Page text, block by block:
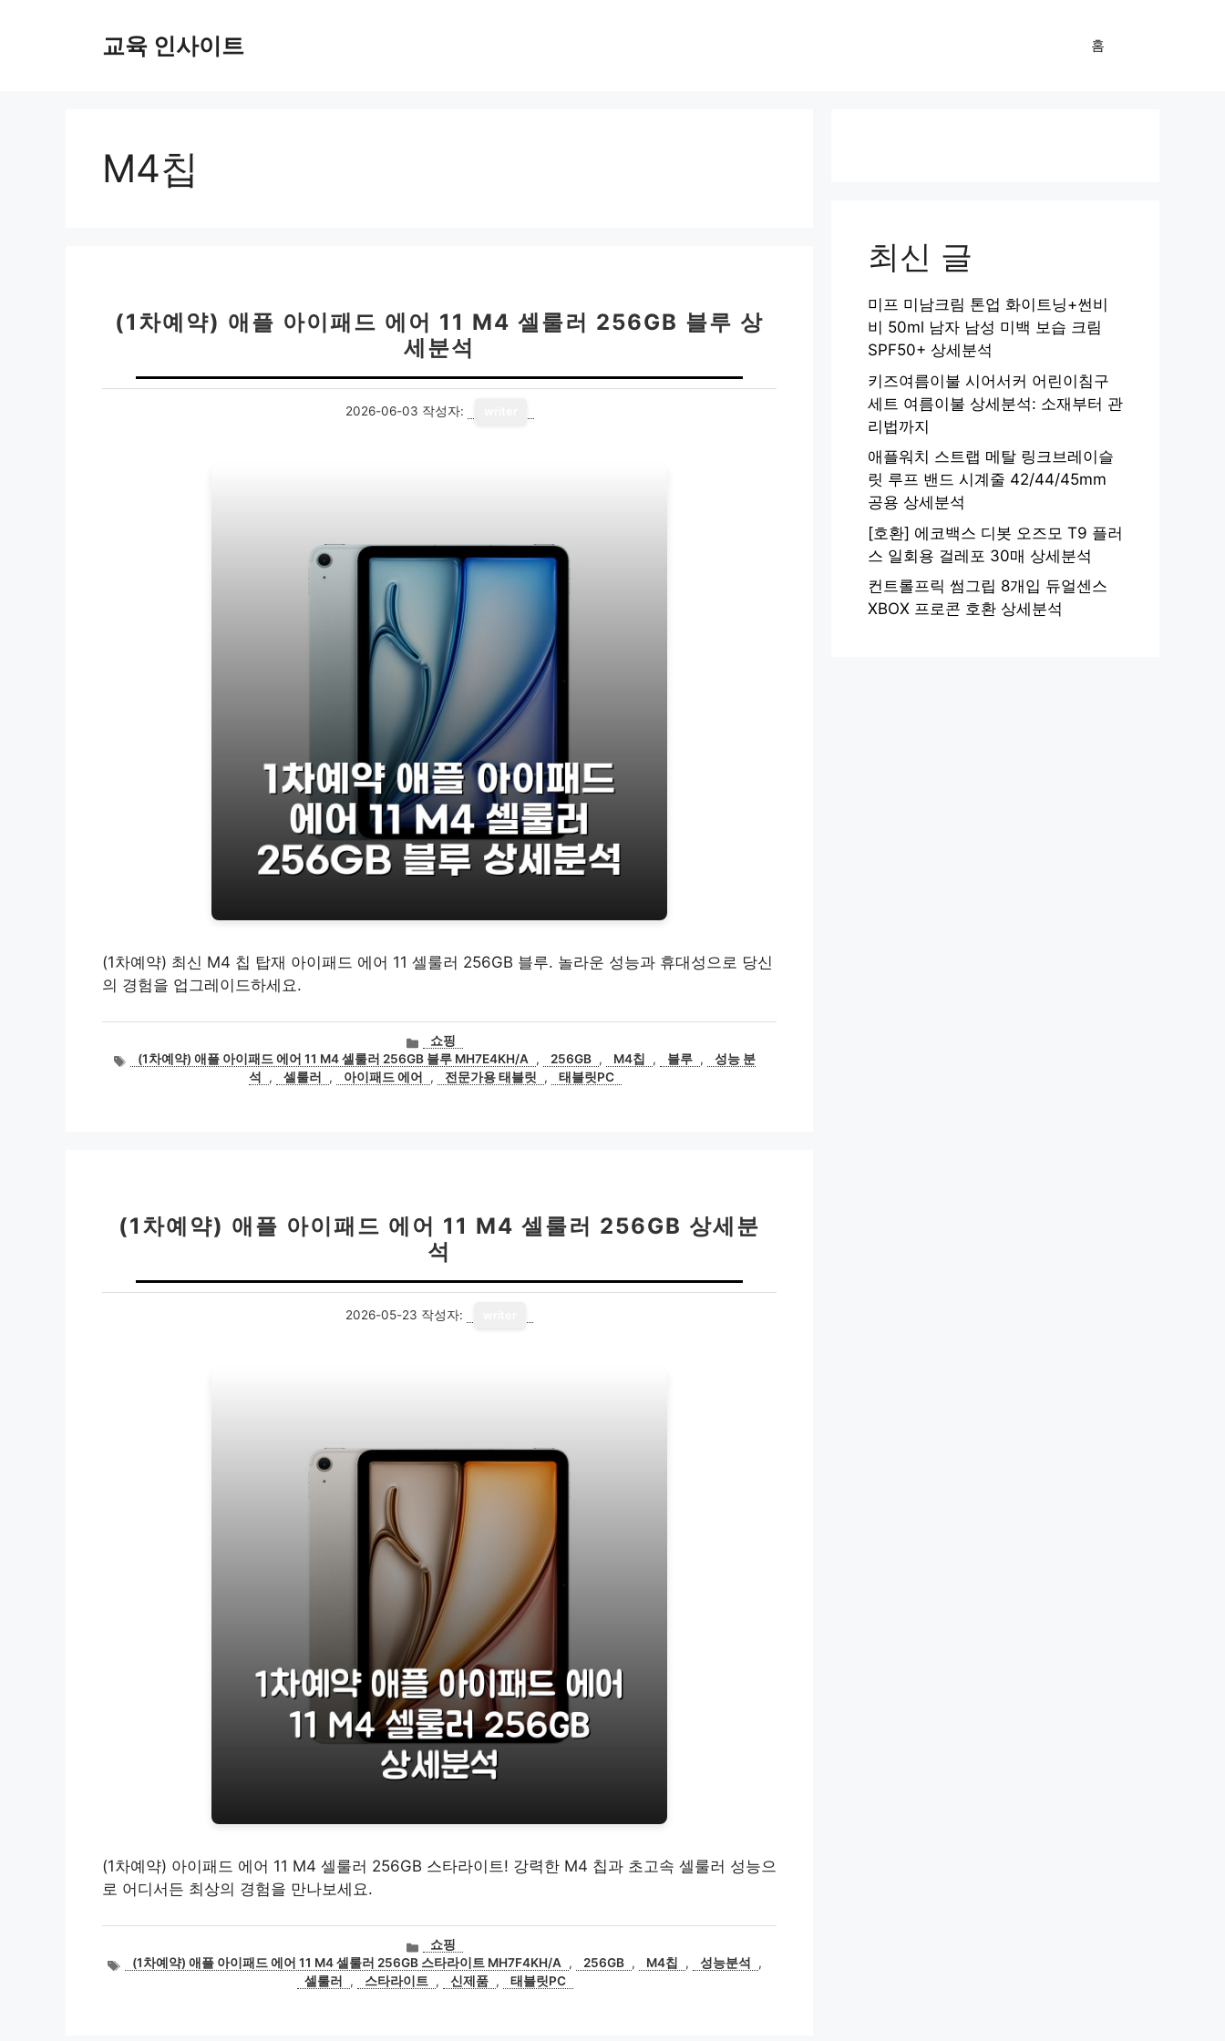
교육 인사이트 홈
M4칩
(1차예약) 애플 아이패드 에어 11 M4 셀룰러 256GB 블루 상
세분석
2026-06-03 작성자:
(1차예약) 최신 M4 칩 탑재 아이패드 에어 11 셀룰러 256GB 블루. 놀라운 성능과 휴대성으로 당신
의 경험을 업그레이드하세요.
카
테
쇼핑
태(1차예약) 애플 아이패드 에어 11 M4 셀룰러 256GB 블루 MH7E4KH/A , 256GB , M4칩 , 블루 ,
성능 분
석
, 셀룰러 , 아이패드 에어 , 전문가용 태블릿 , 태블릿PC
(1차예약) 애플 아이패드 에어 11 M4 셀룰러 256GB 상세분
석
2026-05-23 작성자:
(1차예약) 아이패드 에어 11 M4 셀룰러 256GB 스타라이트! 강력한 M4 칩과 초고속 셀룰러 성능으
로 어디서든 최상의 경험을 만나보세요.
카
테
고
쇼핑
태(1차예약) 애플 아이패드 에어 11 M4 셀룰러 256GB 스타라이트 MH7F4KH/A , 256GB , M4칩 , 성능분석
,
셀룰러
, 스타라이트 , 신제품 , 태블릿PC
최신 글
미프 미남크림 톤업 화이트닝+썬비
비 50ml 남자 남성 미백 보습 크림
SPF50+ 상세분석
키즈여름이불 시어서커 어린이침구
세트 여름이불 상세분석: 소재부터 관
리법까지
애플워치 스트랩 메탈 링크브레이슬
릿 루프 밴드 시계줄 42/44/45mm
공용 상세분석
[호환] 에코백스 디봇 오즈모 T9 플러
스 일회용 걸레포 30매 상세분석
컨트롤프릭 썸그립 8개입 듀얼센스
XBOX 프로콘 호환 상세분석